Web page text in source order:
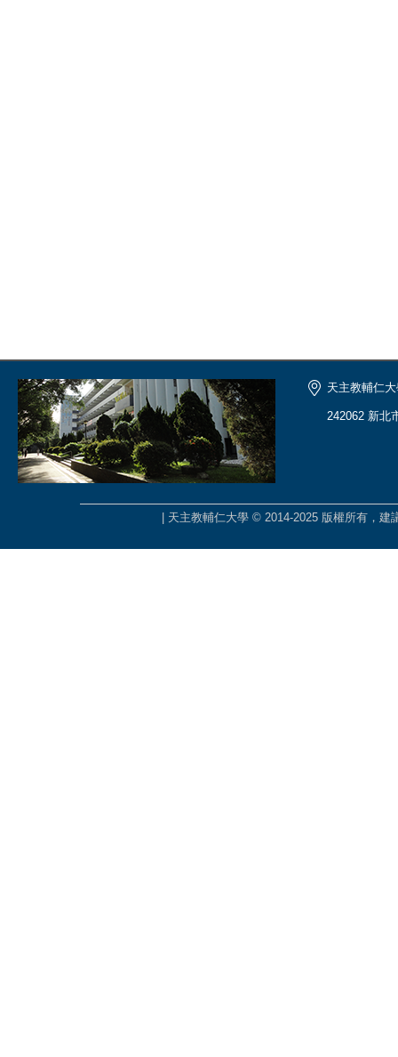
天主教輔仁
242062 新北
| 天主教輔仁大學 © 2014-2025 版權所有，